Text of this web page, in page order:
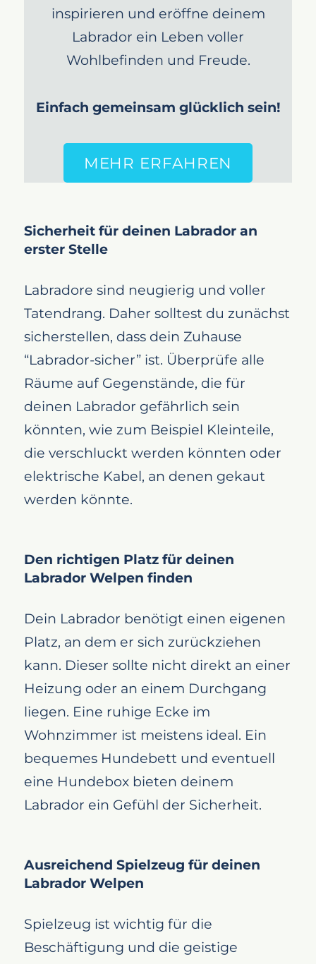
inspirieren und eröffne deinem
Labrador ein Leben voller
Wohlbefinden und Freude.
Einfach gemeinsam glücklich sein!
MEHR ERFAHREN
Sicherheit für deinen Labrador an
erster Stelle
Labradore sind neugierig und voller
Tatendrang. Daher solltest du zunächst
sicherstellen, dass dein Zuhause
“Labrador-sicher” ist. Überprüfe alle
Räume auf Gegenstände, die für
deinen Labrador gefährlich sein
könnten, wie zum Beispiel Kleinteile,
die verschluckt werden könnten oder
elektrische Kabel, an denen gekaut
werden könnte.
Den richtigen Platz für deinen
Labrador Welpen finden
Dein Labrador benötigt einen eigenen
Platz, an dem er sich zurückziehen
kann. Dieser sollte nicht direkt an einer
Heizung oder an einem Durchgang
liegen. Eine ruhige Ecke im
Wohnzimmer ist meistens ideal. Ein
bequemes Hundebett und eventuell
eine Hundebox bieten deinem
Labrador ein Gefühl der Sicherheit.
Ausreichend Spielzeug für deinen
Labrador Welpen
Spielzeug ist wichtig für die
Beschäftigung und die geistige